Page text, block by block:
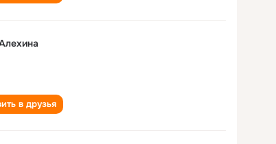
в друзья